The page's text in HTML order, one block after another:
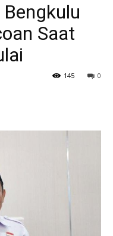
Saat
0
145